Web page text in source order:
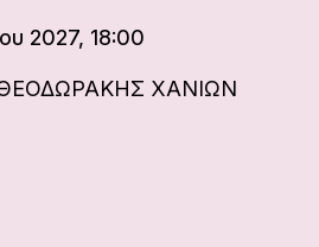
2027, 18:00
ΧΑΝΙΩΝ